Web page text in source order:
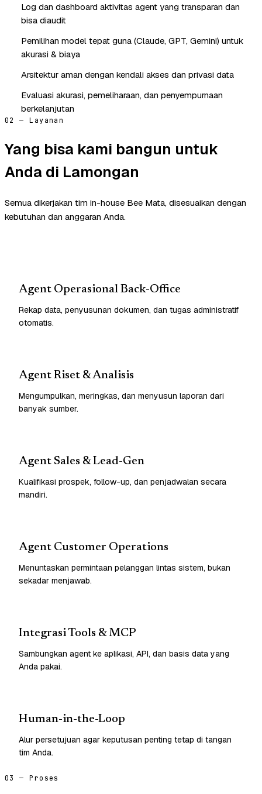
Log dan dashboard aktivitas agent yang transparan dan
bisa diaudit
Pemilihan model tepat guna (Claude, GPT, Gemini) untuk
akurasi & biaya
Arsitektur aman dengan kendali akses dan privasi data
Evaluasi akurasi, pemeliharaan, dan penyempurnaan
berkelanjutan
02 — Layanan
Yang bisa kami bangun untuk
Anda di Lamongan
Semua dikerjakan tim in-house Bee Mata, disesuaikan dengan
kebutuhan dan anggaran Anda.
Agent Operasional Back-Office
Rekap data, penyusunan dokumen, dan tugas administratif
otomatis.
Agent Riset & Analisis
Mengumpulkan, meringkas, dan menyusun laporan dari
banyak sumber.
Agent Sales & Lead-Gen
Kualifikasi prospek, follow-up, dan penjadwalan secara
mandiri.
Agent Customer Operations
Menuntaskan permintaan pelanggan lintas sistem, bukan
sekadar menjawab.
Integrasi Tools & MCP
Sambungkan agent ke aplikasi, API, dan basis data yang
Anda pakai.
Human-in-the-Loop
Alur persetujuan agar keputusan penting tetap di tangan
tim Anda.
03 — Proses